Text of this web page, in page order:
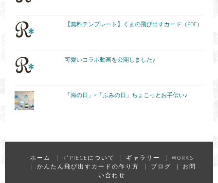
【無料テンプレート】くまの飛び出すカード（PDF）
可愛いコラボ動画を公開しました♪
「海の日」×「ふみの日」ちょこっとお手伝い♪
ホーム R*PIECEについて ギャラリー
WORKS
かんたん飛び出すカードの作り方
ブログ
お問
い合わせ